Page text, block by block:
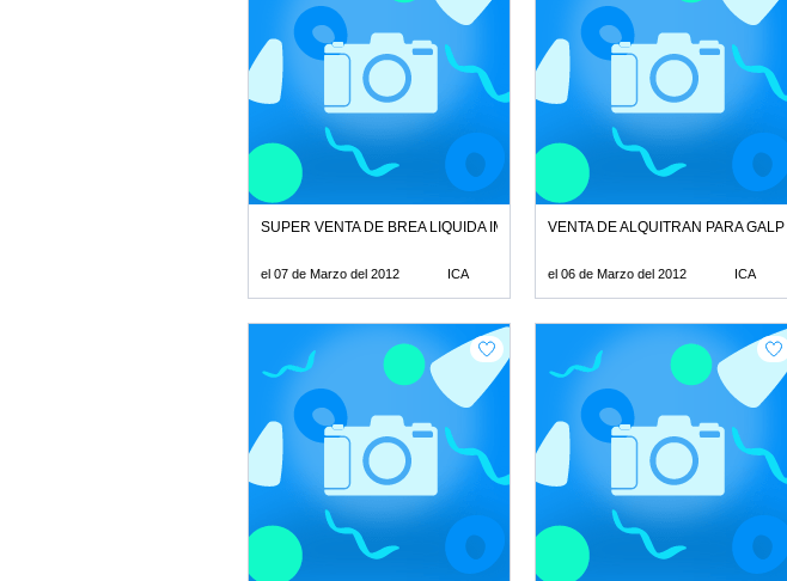
SUPER VENTA DE BREA LIQUIDA IMPERMEABILIZANTE X GALON
el 07 de Marzo del 2012 ICA
VENTA DE ALQUITRAN PARA
el 06 de Marzo del 2012 ICA